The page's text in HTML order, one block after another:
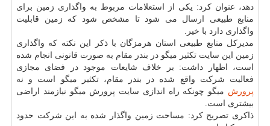
دهد، عنوان كرد: یكی از استعلامات مربوط به واگذاری زمین برای
منابع طبیعی ارسال می شود تا مشخص شود كه زمین قابلیت
واگذاری دارد با خیر.
مدیركل منابع طبیعی استان هرمزگان با ذكر این نكته كه واگذاری
زمین این سایت تكثیر میگو در بندر مقام به صورت قانونی انجام شده
است، اظهار داشت: بر خلاف شایعات موجود در فضای مجازی
فعالیت شركت واقع شده در بندر مقام، تكثیر میگو است و نه
پرورش میگو چونكه راه اندازی سایت پرورش میگو نیازمند اراضی
بیشتری است.
ذاكری تصریح كرد: مساحت زمین واگذار شده به این شركت حدود